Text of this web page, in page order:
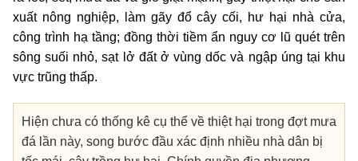
xuất nông nghiệp, làm gãy đổ cây cối, hư hại nhà cửa,
công trình hạ tầng; đồng thời tiềm ẩn nguy cơ lũ quét trên
sông suối nhỏ, sạt lở đất ở vùng dốc và ngập úng tại khu
vực trũng thấp.
Hiện chưa có thống kê cụ thể về thiệt hại trong đợt mưa
đá lần này, song bước đầu xác định nhiều nhà dân bị